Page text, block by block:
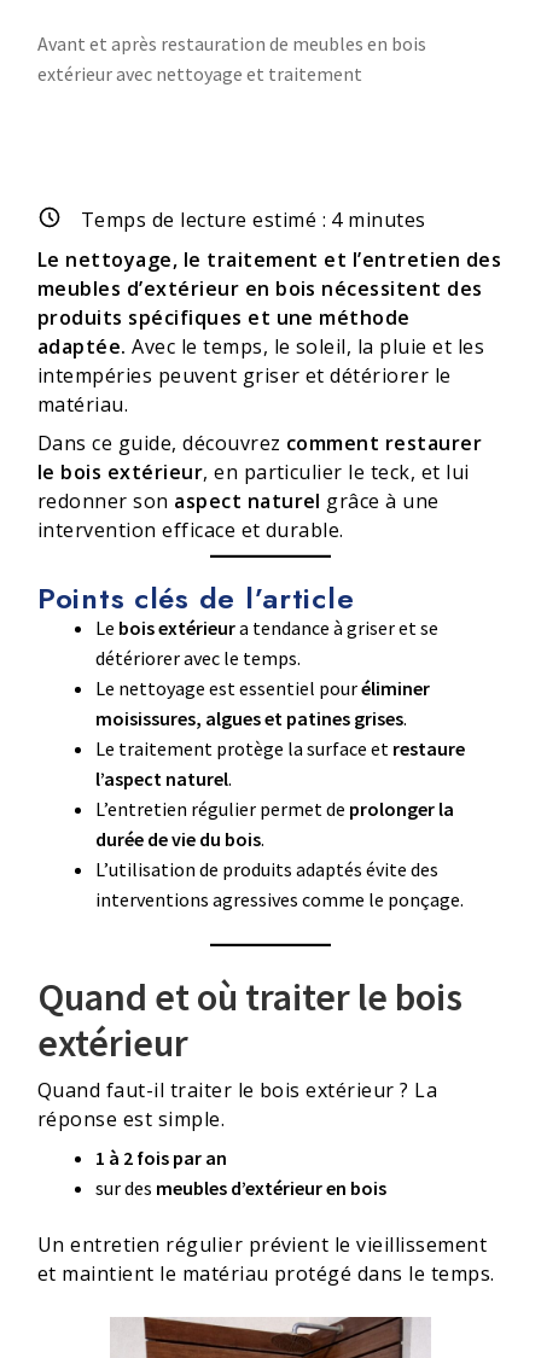
Avant et après restauration de meubles en bois
extérieur avec nettoyage et traitement
Temps de lecture estimé : 4minutes
Le nettoyage, le traitement et l’entretien des
meubles d’extérieur en bois nécessitent des
produits spécifiques et une méthode
adaptée. Avec le temps, le soleil, la pluie et les
intempéries peuvent griser et détériorer le
matériau.
Dans ce guide, découvrez comment restaurer
le bois extérieur, en particulier le teck, et lui
redonner son aspect naturel grâce à une
intervention efficace et durable.
Points clés de l’article
Le bois extérieura tendance à griser et se
détériorer avec le temps.
Le nettoyage est essentiel pouréliminer
moisissures, algues et patines grises.
Le traitement protège la surface et restaure
l’aspect naturel.
L’entretien régulier permet de prolonger la
durée de vie du bois.
L’utilisation de produits adaptés évite des
interventions agressives comme le ponçage.
Quand et où traiter le bois
extérieur
Quand faut-il traiter le bois extérieur ? La
réponse est simple.
1 à 2 fois par an
sur des meubles d’extérieur en bois
Un entretien régulier prévient le vieillissement
et maintient le matériau protégé dans le temps.